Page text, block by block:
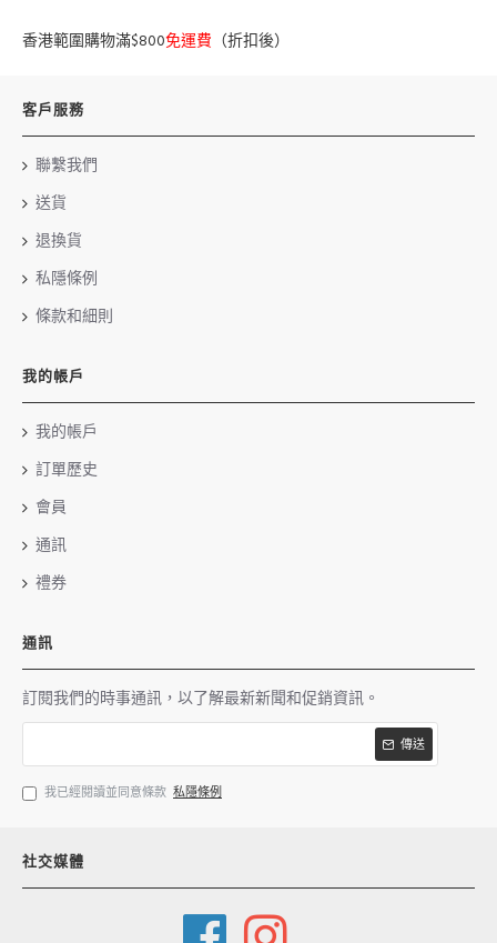
香港範圍購物滿$800免運費 （折扣後）
客戶服務
聯繫我們
送貨
退換貨
私隱條例
條款和細則
我的帳戶
我的帳戶
訂單歷史
會員
通訊
禮券
通訊
訂閱我們的時事通訊，以了解最新新聞和促銷資訊。
傳送
我已經閱讀並同意條款 私隱條例
社交媒體